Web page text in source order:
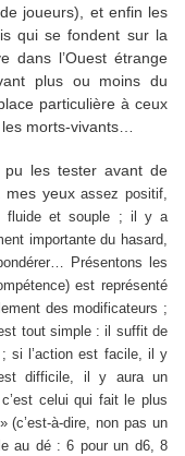
joueurs), et enfin les
qui se fondent sur la
dans l’Ouest étrange
plus ou moins du
particulière à ceux
morts-vivants…
pu les tester avant de
mes yeux assez positif,
fluide et souple ; il y a
importante du hasard,
Présentons les
est représenté
des modificateurs ;
tout simple : il suffit de
si l’action est facile, il y
difficile, il y aura un
celui qui fait le plus
(c’est-à-dire, non pas un
au dé : 6 pour un d6, 8